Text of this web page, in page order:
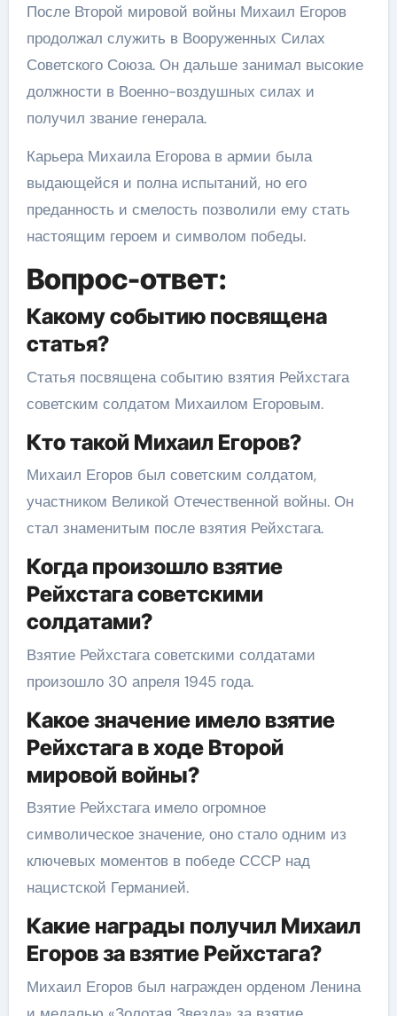
После Второй мировой войны Михаил Егоров
продолжал служить в Вооруженных Силах
Советского Союза. Он дальше занимал высокие
должности в Военно-воздушных силах и
получил звание генерала.
Карьера Михаила Егорова в армии была
выдающейся и полна испытаний, но его
преданность и смелость позволили ему стать
настоящим героем и символом победы.
Вопрос-ответ:
Какому событию посвящена
статья?
Статья посвящена событию взятия Рейхстага
советским солдатом Михаилом Егоровым.
Кто такой Михаил Егоров?
Михаил Егоров был советским солдатом,
участником Великой Отечественной войны. Он
стал знаменитым после взятия Рейхстага.
Когда произошло взятие
Рейхстага советскими
солдатами?
Взятие Рейхстага советскими солдатами
произошло 30 апреля 1945 года.
Какое значение имело взятие
Рейхстага в ходе Второй
мировой войны?
Взятие Рейхстага имело огромное
символическое значение, оно стало одним из
ключевых моментов в победе СССР над
нацистской Германией.
Какие награды получил Михаил
Егоров за взятие Рейхстага?
Михаил Егоров был награжден орденом Ленина